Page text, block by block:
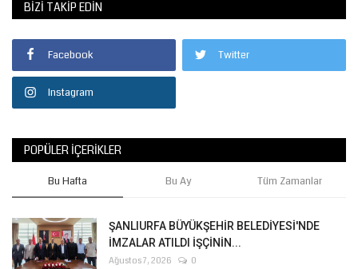
BIZI TAKIP EDIN
Facebook Twitter
Instagram
POPÜLER İÇERIKLER
Bu Hafta Bu Ay Tüm Zamanlar
ŞANLIURFA BÜYÜKŞEHİR BELEDİYESİ'NDE
İMZALAR ATILDI İŞÇİNİN...
Ağustos 7, 2026 0